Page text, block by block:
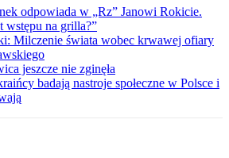
odpowiada w „Rz” Janowi Rokicie.
wstępu na grilla?”
Milczenie świata wobec krwawej ofiary
jeszcze nie zginęła
badają nastroje społeczne w Polsce i